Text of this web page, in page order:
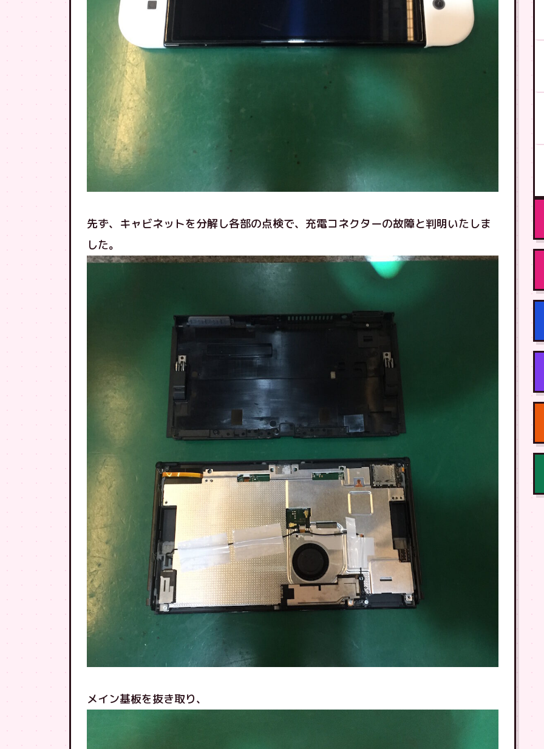
先ず、キャビネットを分解し各部の点検で、充電コネクターの故障と判明いたしま
した。
メイン基板を抜き取り、